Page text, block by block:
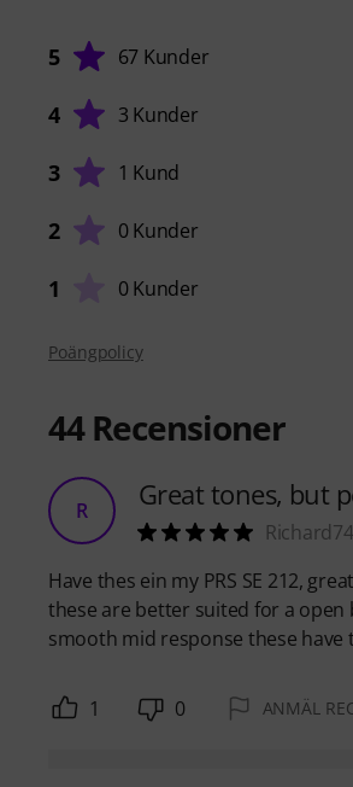
5 67 Kunder
4 3 Kunder
3 1 Kund
2 0 Kunder
1 0 Kunder
Poängpolicy
44Recensioner
R Great tones, but
Have thes ein my PRS SE 212,
these are better suited for a open
smooth mid response these have
1 0 ANMÄL